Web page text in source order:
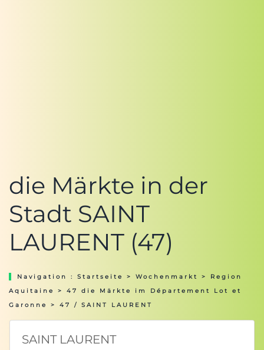
die Märkte in der
Stadt SAINT
LAURENT (47)
Navigation : Startseite > Wochenmarkt > Region
Aquitaine
> 47 die Märkte im Département Lot et
Garonne
> 47 / SAINT LAURENT
SAINT LAURENT